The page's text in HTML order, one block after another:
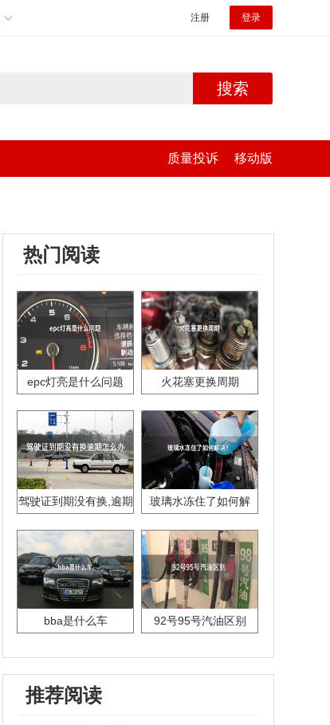
注册 登录
搜索
质量投诉 移动版
热门阅读
epc灯亮是什么问题 火花塞更换周期
驾驶证到期没有换,逾期
玻璃水冻住了如何解
bba是什么车 92号95号汽油区别
推荐阅读